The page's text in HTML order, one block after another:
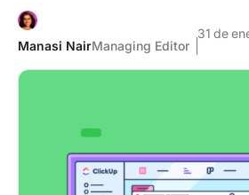
Manasi NairManaging Editor
31 de